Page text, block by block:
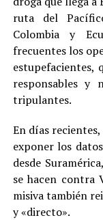
ruta del
Colombia y
frecuentes los
estupefacientes,
responsables y
tripulantes.
En días
exponer los
desde
se hacen contra
misiva también
y «directo».